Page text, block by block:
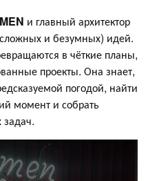
и главный архитектор
и безумных) идей.
в чёткие планы,
проекты. Она знает,
погодой, найти
момент и собрать